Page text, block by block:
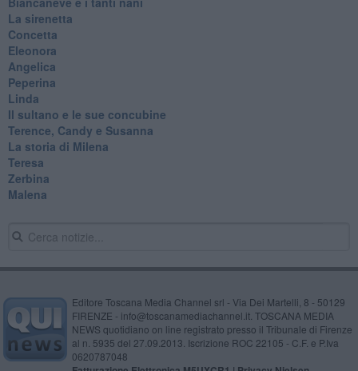
La sirenetta
Concetta
Eleonora
Angelica
Peperina
Linda
Il sultano e le sue concubine
Terence, Candy e Susanna
La storia di Milena
Teresa
Zerbina
Malena
Editore Toscana Media Channel srl - Via Dei Martelli, 8 - 50129
FIRENZE - info@toscanamediachannel.it. TOSCANA MEDIA
NEWS quotidiano on line registrato presso il Tribunale di Firenze
al n. 5935 del 27.09.2013. Iscrizione ROC 22105 - C.F. e P.Iva
0620787048